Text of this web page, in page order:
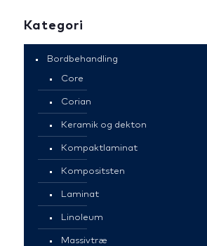
Kategori
Bordbehandling
Core
Corian
Keramik og dekton
Kompaktlaminat
Kompositsten
Laminat
Linoleum
Massivtræ